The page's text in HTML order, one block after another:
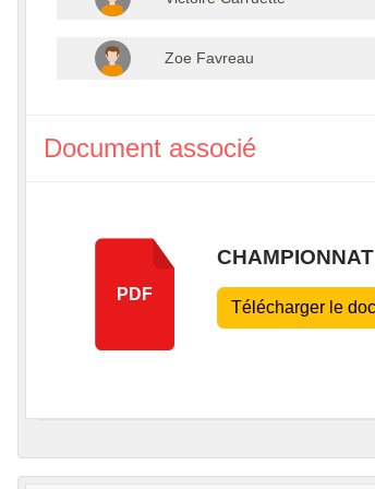
Zoe Favreau
Document associé
PDF
Télécharger le